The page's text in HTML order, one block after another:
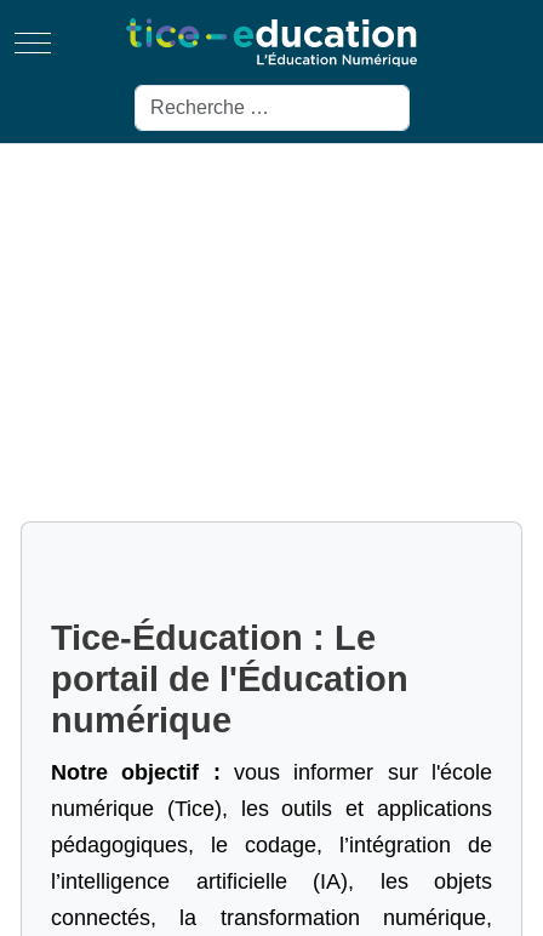
Mobile Menu Toggle
Rechercher
Tice-Éducation : Le
portail de l'Éducation
numérique
Notre objectif : vous informer sur l'école
numérique (Tice), les outils et applications
pédagogiques, le codage,
l’intégration de
l’intelligence artificielle (IA), les objets
connectés, la transformation numérique,